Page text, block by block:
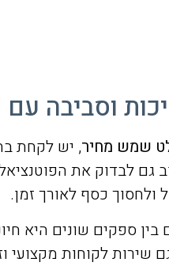
וסביבה עם
שמש מחיר, יש לקחת
גם לבדוק את
כסף לאורך זמן.
בין ספקים שונים היא
שירות לקוחות